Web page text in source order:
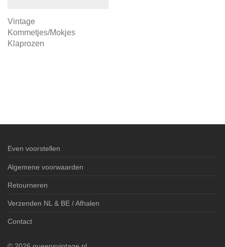
Vintage
Kommetjes/Mokjes
Klaprozen
Even voorstellen
Algemene voorwaarden
Retourneren
Verzenden NL & BE / Afhalen
Contact